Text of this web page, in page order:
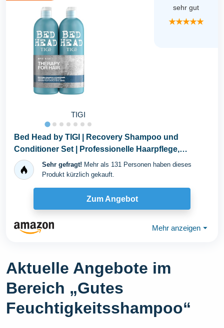
TIGI
sehr gut
★★★★★
Bed Head by TIGI | Recovery Shampoo und
Conditioner Set | Professionelle Haarpflege,
bestehend aus...
Sehr gefragt! Mehr als 131 Personen haben dieses
Produkt kürzlich gekauft.
Zum Angebot
Mehr anzeigen ⏷
Aktuelle Angebote im
Bereich „Gutes
Feuchtigkeitsshampoo“